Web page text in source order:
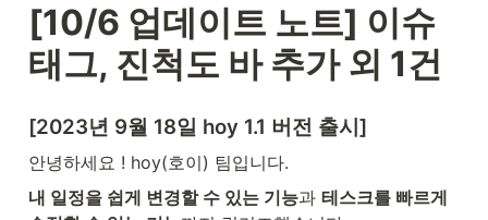
[10/6 업데이트 노트] 이슈
태그, 진척도 바 추가 외 1건
[2023년 9월 18일 hoy 1.1 버전 출시]
안녕하세요 ! hoy(호이) 팀입니다.
내 일정을 쉽게 변경할 수 있는 기능과 테스크를 빠르게